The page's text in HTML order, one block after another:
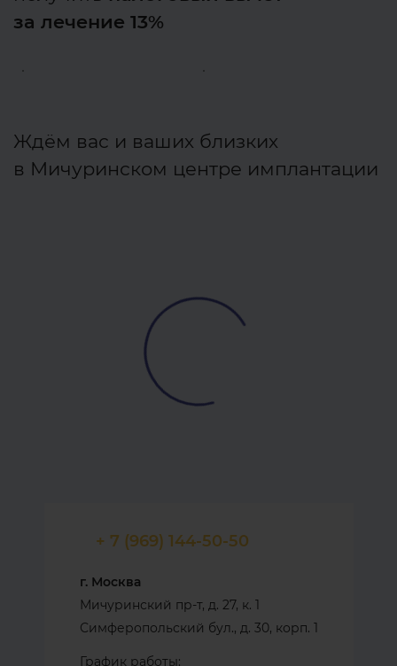
за лечение 13%
Ждём вас и ваших близких
в Мичуринском центре имплантации
+ 7 (969) 144-50-50
г. Москва
Мичуринский пр-т, д. 27, к. 1
Симферопольский бул., д. 30, корп. 1
График работы: